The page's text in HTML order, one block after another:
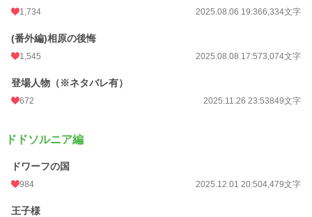
1,734 2025.08.06 19:366,334文字
(番外編)相原の後悔
1,545 2025.08.08 17:573,074文字
登場人物（※ネタバレ有）
672 2025.11.26 23:53849文字
ドドソルニア編
ドワーフの国
984 2025.12.01 20:504,479文字
王子様